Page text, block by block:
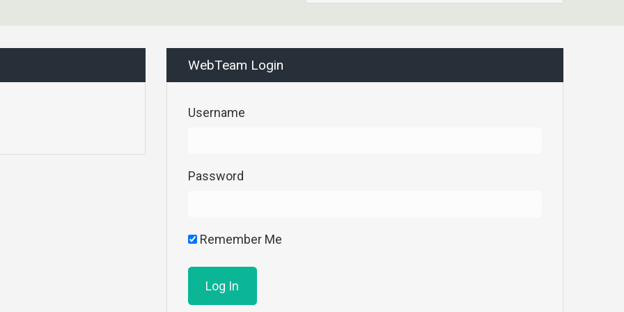
WebTeam Login
Username
Password
Remember Me